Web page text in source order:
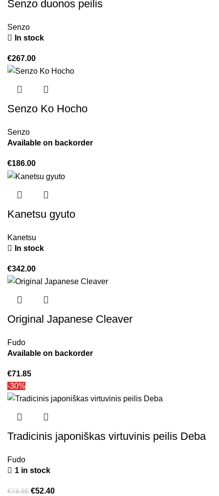
Senzo duonos peilis
Senzo
In stock
€267.00
Senzo Ko Hocho
Senzo
Available on backorder
€186.00
Kanetsu gyuto
Kanetsu
In stock
€342.00
Original Japanese Cleaver
Fudo
Available on backorder
€71.85
-30%
Tradicinis japoniškas virtuvinis peilis Deba
Fudo
1 in stock
€74.85 €52.40